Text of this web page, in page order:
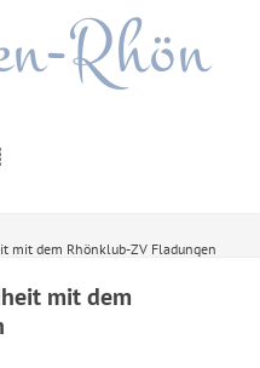
Rhön
mit dem Rhönklub-ZV Fladungen
mit dem